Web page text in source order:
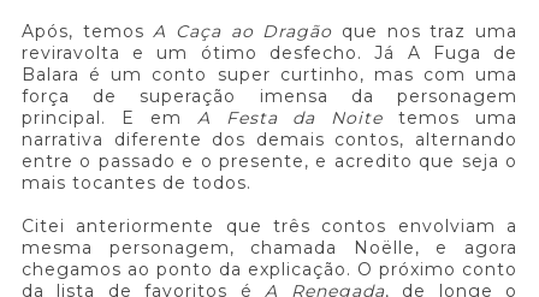
Após, temos A Caça ao Dragão que nos traz uma
reviravolta e um ótimo desfecho. Já A Fuga de
Balara é um conto super curtinho, mas com uma
força de superação imensa da personagem
principal. E em A Festa da Noite temos uma
narrativa diferente dos demais contos, alternando
entre o passado e o presente, e acredito que seja o
mais tocantes de todos.
Citei anteriormente que três contos envolviam a
mesma personagem, chamada Noëlle, e agora
chegamos ao ponto da explicação. O próximo conto
da lista de favoritos é A Renegada, de longe o